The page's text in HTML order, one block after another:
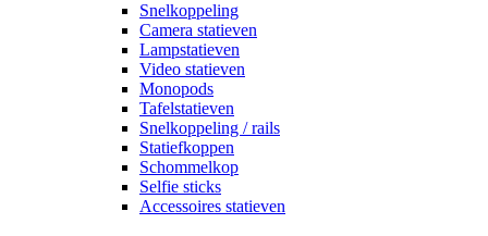
Snelkoppeling
Camera statieven
Lampstatieven
Video statieven
Monopods
Tafelstatieven
Snelkoppeling / rails
Statiefkoppen
Schommelkop
Selfie sticks
Accessoires statieven